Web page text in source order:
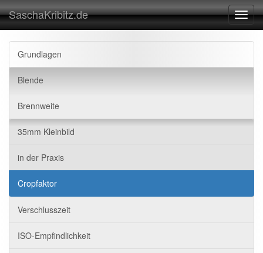
SaschaKribitz.de
Grundlagen
Blende
Brennweite
35mm Kleinbild
in der Praxis
Cropfaktor
Verschlusszeit
ISO-Empfindlichkeit